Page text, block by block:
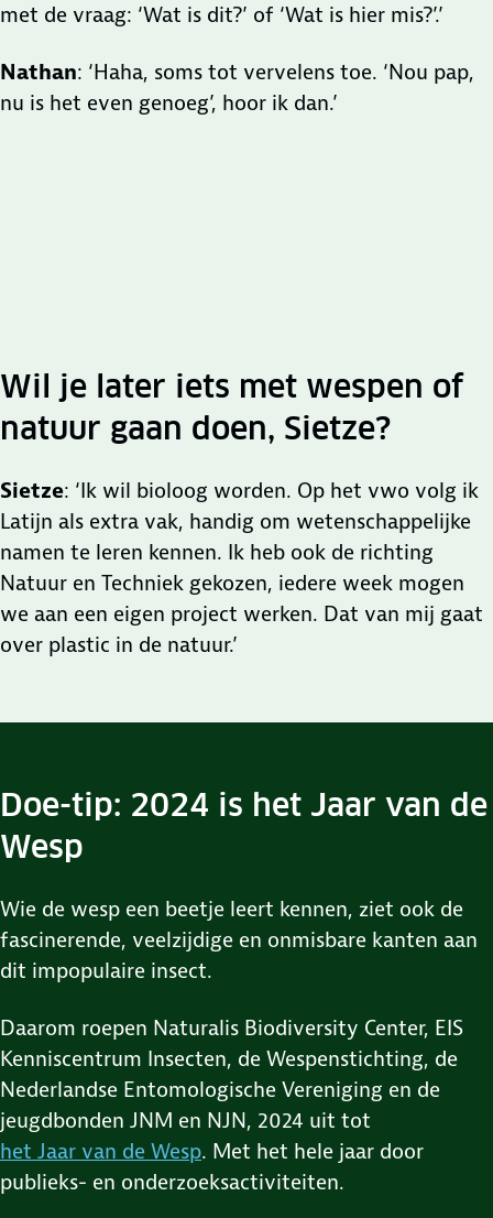
met de vraag: ‘Wat is dit?’ of ‘Wat is hier mis?’.’
Nathan: ‘Haha, soms tot vervelens toe. ‘Nou pap,
nu is het even genoeg’, hoor ik dan.’
0:00
Wil je later iets met wespen of
natuur gaan doen, Sietze?
Sietze: ‘Ik wil bioloog worden. Op het vwo volg ik
Latijn als extra vak, handig om wetenschappelijke
namen te leren kennen. Ik heb ook de richting
Natuur en Techniek gekozen, iedere week mogen
we aan een eigen project werken. Dat van mij gaat
over plastic in de natuur.’
Doe-tip: 2024 is het Jaar van de
Wesp
Wie de wesp een beetje leert kennen, ziet ook de
fascinerende, veelzijdige en onmisbare kanten aan
dit impopulaire insect.
Daarom roepen Naturalis Biodiversity Center, EIS
Kenniscentrum Insecten, de Wespenstichting, de
Nederlandse Entomologische Vereniging en de
jeugdbonden JNM en NJN, 2024 uit tot
het Jaar van de Wesp. Met het hele jaar door
publieks- en onderzoeksactiviteiten.